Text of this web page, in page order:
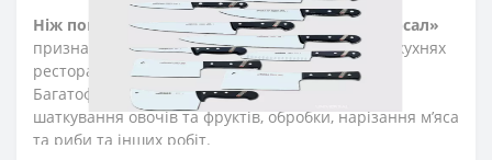
Ніж поварський 200 мм Аркос серії «Юнівьорсал»
призначений для щоденного використання на кухнях
ресторанів та харчових виробництвах.
Багатофункціональні шеф-ножі підходять для
шаткування овочів та фруктів, обробки, нарізання м’яса
та риби та інших робіт.